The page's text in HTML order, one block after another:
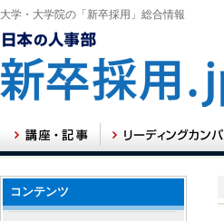
大学・大学院の「新卒採用」総合情報
コンテンツ